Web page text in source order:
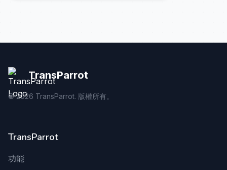
TransParrot
©2026 TransParrot. 版權所有。
TransParrot
功能